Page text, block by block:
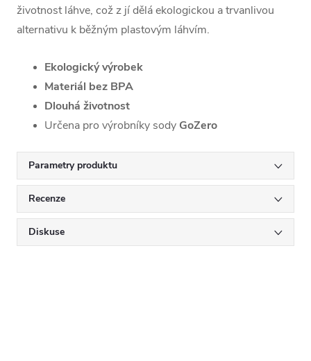
životnost láhve, což z jí dělá ekologickou a trvanlivou
alternativu k běžným plastovým láhvím.
Ekologický výrobek
Materiál bez BPA
Dlouhá životnost
Určena pro výrobníky sody GoZero
Parametry produktu
Recenze
Diskuse